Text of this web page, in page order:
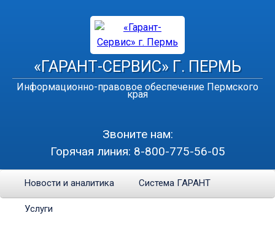
«ГАРАНТ-СЕРВИС» Г. ПЕРМЬ
Информационно-правовое обеспечение Пермского
края
Звоните нам:
Горячая линия: 8-800-775-56-05
Новости и аналитика Система ГАРАНТ
Услуги